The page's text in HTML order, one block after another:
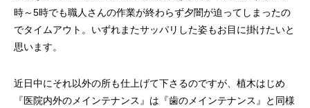
時～5時でも職人さんの作業が終わらず夕闇が迫ってしまったの
でタイムアウト。いずれまたサッパリした姿もお目に掛けたいと
思います。
近日中にそれ以外の所も仕上げて下さるのですが、植木はじめ
『医院内外のメインテナンス』は『歯のメインテナンス』と同様